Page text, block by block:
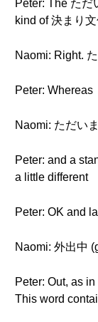
Peter: The ただ
kind of 決まり
Naomi: Right.
Peter: Whereas
Naomi: ただい
Peter: and a
a little different
Peter: OK and
Naomi: 外出中
Peter: Out, as
This word